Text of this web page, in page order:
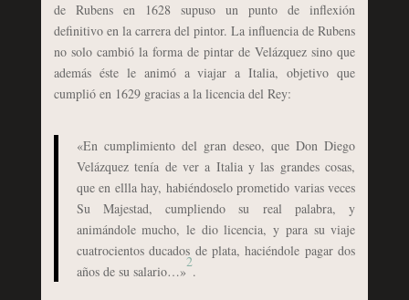
de Rubens en 1628 supuso un punto de inflexión
definitivo en la carrera del pintor. La influencia de Rubens
no solo cambió la forma de pintar de Velázquez sino que
además éste le animó a viajar a Italia, objetivo que
cumplió en 1629 gracias a la licencia del Rey:
«En cumplimiento del gran deseo, que Don Diego
Velázquez tenía de ver a Italia y las grandes cosas,
que en ellla hay, habiéndoselo prometido varias veces
Su Majestad, cumpliendo su real palabra, y
animándole mucho, le dio licencia, y para su viaje
cuatrocientos ducados de plata, haciéndole pagar dos
años de su salario…»
2
.